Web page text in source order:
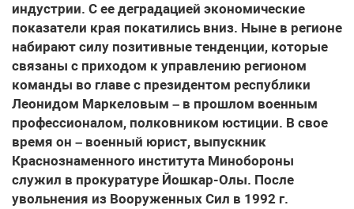
индустрии. С ее деградацией экономические
показатели края покатились вниз. Ныне в регионе
набирают силу позитивные тенденции, которые
связаны с приходом к управлению регионом
команды во главе с президентом республики
Леонидом Маркеловым – в прошлом военным
профессионалом, полковником юстиции. В свое
время он – военный юрист, выпускник
Краснознаменного института Минобороны
служил в прокуратуре Йошкар-Олы. После
увольнения из Вооруженных Сил в 1992 г.